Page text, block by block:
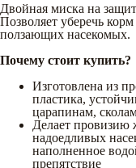
Двойная миска на
Позволяет уберечь
ползающих насекомых.
Почему стоит купить?
Изготовлена из
пластика,
царапинам,
Делает провизию
надоедливых
наполненное
препятствие